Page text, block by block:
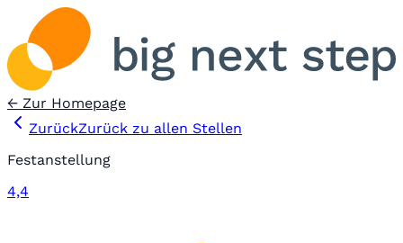
← Zur Homepage
ZurückZurück zu allen Stellen
Festanstellung
4,4